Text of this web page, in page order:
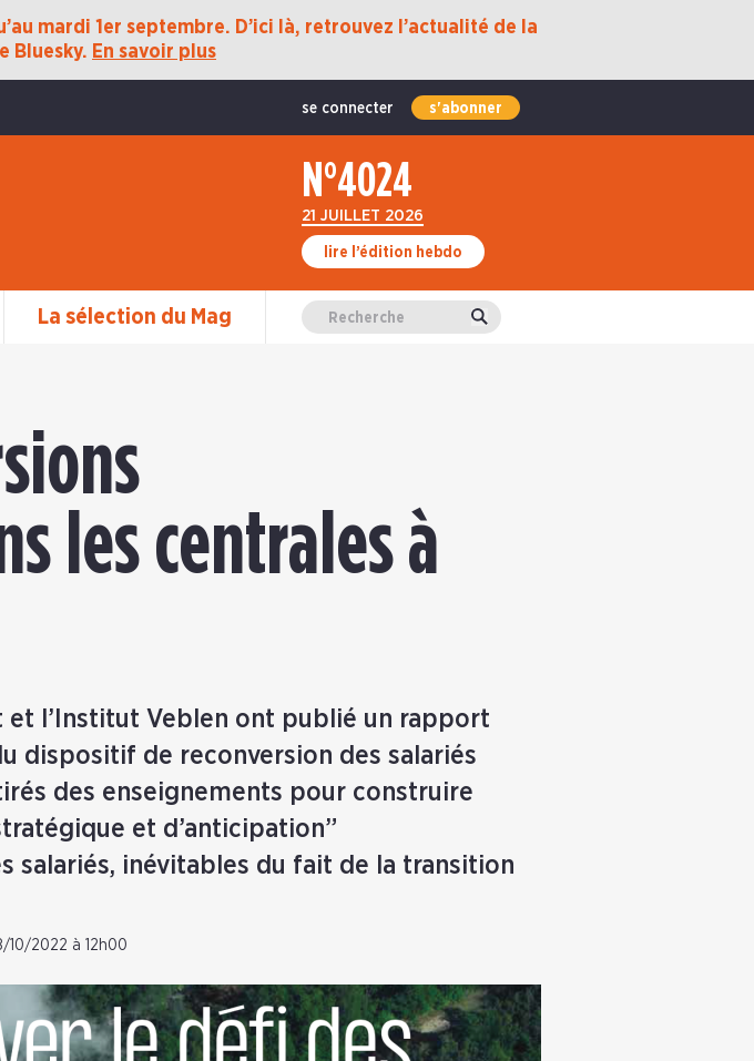
mardi 1er septembre. D’ici là, retrouvez l’actualité de la
Bluesky. En savoir plus
se connecter s'abonner
N°4024
21 JUILLET 2026
lire l’édition hebdo
La sélection du Mag Valider
les centrales à
et l’Institut Veblen ont publié un rapport
dispositif de reconversion des salariés
des enseignements pour construire
et d’anticipation”
salariés, inévitables du fait de la transition
10/2022 à 12h00